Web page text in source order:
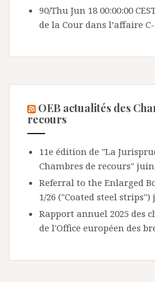
90/Thu Jun 18 00:00:00
de la Cour dans l’affaire C-
OEB actualités des
recours
11e édition de "La
Chambres de recours" juin
Referral to the Enlarged
1/26 ("Coated steel strips")
Rapport annuel 2025 des
de l'Office européen des